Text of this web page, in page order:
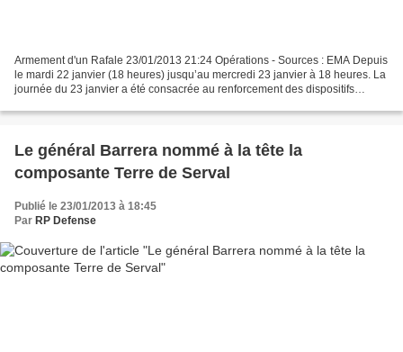
Armement d'un Rafale 23/01/2013 21:24 Opérations - Sources : EMA Depuis
le mardi 22 janvier (18 heures) jusqu’au mercredi 23 janvier à 18 heures. La
journée du 23 janvier a été consacrée au renforcement des dispositifs
Le général Barrera nommé à la tête la
composante Terre de Serval
Publié le 23/01/2013 à 18:45
Par RP Defense